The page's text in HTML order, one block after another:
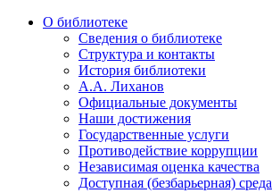
О библиотеке
Сведения о библиотеке
Структура и контакты
История библиотеки
А.А. Лиханов
Официальные документы
Наши достижения
Государственные услуги
Противодействие коррупции
Независимая оценка качества
Доступная (безбарьерная) среда